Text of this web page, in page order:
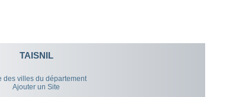
TAISNIL
des villes du département
Ajouter un Site